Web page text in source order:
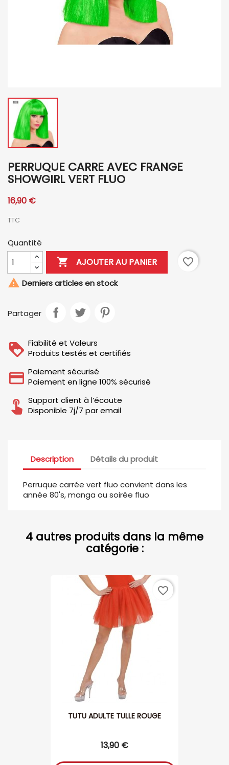
PERRUQUE CARRE AVEC FRANGE
SHOWGIRL VERT FLUO
16,90 €
TTC
Quantité
 AJOUTER AU PANIER
favorite_border
 Derniers articles en stock
Partager
Fiabilité et Valeurs
Produits testés et certifiés
Paiement sécurisé
Paiement en ligne 100% sécurisé
Support client à l’écoute
Disponible 7j/7 par email
Description Détails du produit
Perruque carrée vert fluo convient dans les
année 80's, manga ou soirée fluo
4 autres produits dans la même
catégorie :
TUTU ADULTE TULLE ROUGE
13,90 €
favorite_border